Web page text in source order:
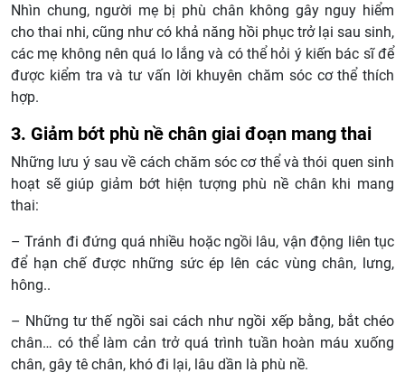
Nhìn chung, người mẹ bị phù chân không gây nguy hiểm
cho thai nhi, cũng như có khả năng hồi phục trở lại sau sinh,
các mẹ không nên quá lo lắng và có thể hỏi ý kiến bác sĩ để
được kiểm tra và tư vấn lời khuyên chăm sóc cơ thể thích
hợp.
3. Giảm bớt phù nề chân giai đoạn mang thai
Những lưu ý sau về cách chăm sóc cơ thể và thói quen sinh
hoạt sẽ giúp giảm bớt hiện tượng phù nề chân khi mang
thai:
– Tránh đi đứng quá nhiều hoặc ngồi lâu, vận động liên tục
để hạn chế được những sức ép lên các vùng chân, lưng,
hông..
– Những tư thế ngồi sai cách như ngồi xếp bằng, bắt chéo
chân… có thể làm cản trở quá trình tuần hoàn máu xuống
chân, gây tê chân, khó đi lại, lâu dần là phù nề.